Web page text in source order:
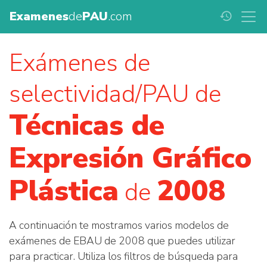
ExamenesdePAU.com history
Exámenes de
selectividad/PAU de
Técnicas de
Expresión Gráfico
Plástica de 2008
A continuación te mostramos varios modelos de
exámenes de EBAU de 2008 que puedes utilizar
para practicar. Utiliza los filtros de búsqueda para